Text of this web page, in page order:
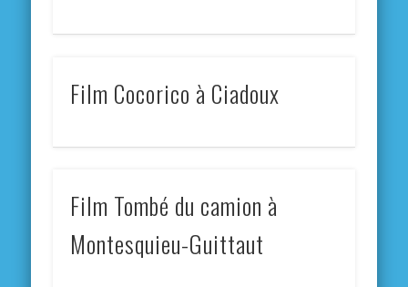
Film Cocorico à Ciadoux
Film Tombé du camion à
Montesquieu-Guittaut